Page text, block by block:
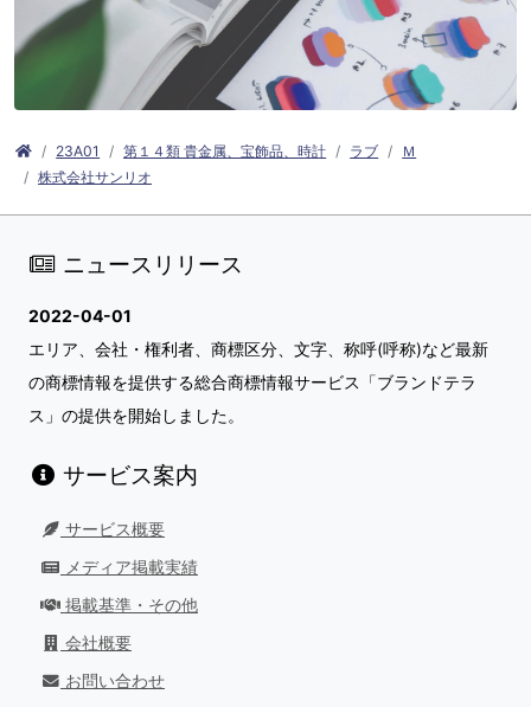
23A01 第１４類 貴金属、宝飾品、時計 ラブ
Ｍ
株式会社サンリオ
ニュースリリース
2022-04-01
エリア、会社・権利者、商標区分、文字、称呼(呼称)など最新
の商標情報を提供する総合商標情報サービス「ブランドテラ
ス」の提供を開始しました。
サービス案内
サービス概要
メディア掲載実績
掲載基準・その他
会社概要
お問い合わせ